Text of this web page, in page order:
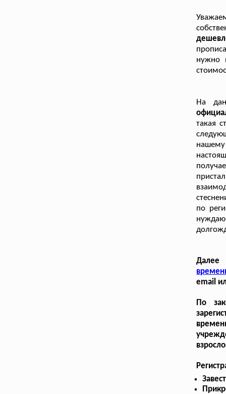
нужно
На
такая
по
Далее
email
По